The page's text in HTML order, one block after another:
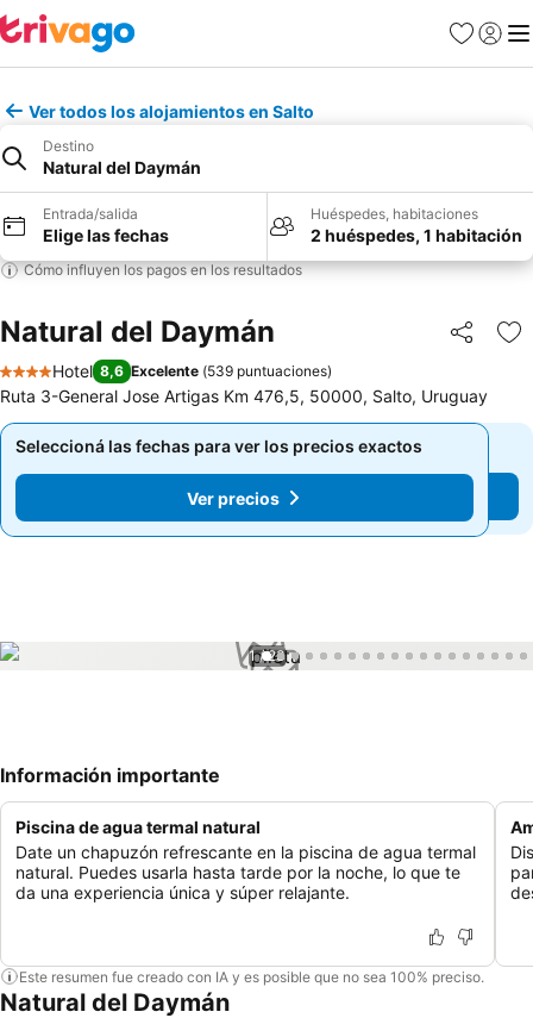
Favoritos
Iniciar
Ver todos los alojamientos en Salto
Destino
Natural del Daymán
Entrada/salida
Elige las fechas
Huéspedes, habitaciones
2 huéspedes, 1 habitación
Cómo influyen los pagos en los resultados
Natural del Daymán Compartir
4 Estrellas
Hotel 8,6 Excelente (539 puntuaciones)
Ruta 3-General Jose Artigas Km 476,5, 50000, Salto, Uruguay
Seleccioná las fechas para ver los precios exactos
Ver precios
Seleccioná las fechas para ver los precios exactos
Ver precios
1 / 23
Información importante
Piscina de agua termal natural
Date un chapuzón refrescante en la piscina de agua termal
natural. Puedes usarla hasta tarde por la noche, lo que te
da una experiencia única y súper relajante.
Este resumen fue creado con IA y es posible que no sea 100% preciso.
Natural del Daymán